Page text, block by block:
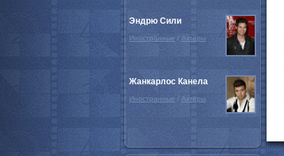
Эндрю Сили
Иностранные / Актёры
Жанкарлос Канела
Иностранные / Актёры